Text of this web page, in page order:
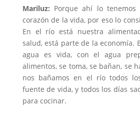
Mariluz: Porque ahí lo
corazón de la vida, por eso lo
En el río está nuestra
salud, está parte de la economía.
agua es vida, con el agua
alimentos, se toma, se bañan, se
nos bañamos en el río todos
fuente de vida, y todos los días
para cocinar.